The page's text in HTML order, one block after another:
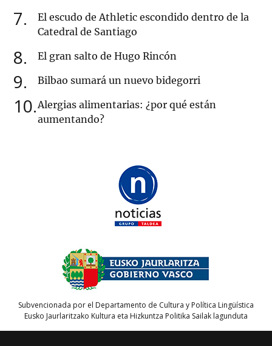
7
El escudo de Athletic escondido dentro de la
Catedral de Santiago
8 El gran salto de Hugo Rincón
9 Bilbao sumará un nuevo bidegorri
10 Alergias alimentarias: ¿por qué están
aumentando?
Subvencionada por el Departamento de Cultura y Política Lingüística
Eusko Jaurlaritzako Kultura eta Hizkuntza Politika Sailak lagunduta